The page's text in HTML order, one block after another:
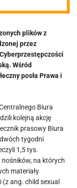
że
plików z
przez
Wśród
posła Prawa i
Biura
kolejną akcję
prasowy Biura
tygodni
1,5 tys.
nośników, na których
materiały
ang. child sexual